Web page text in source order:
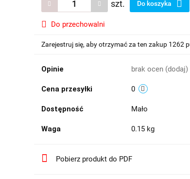
szt. Do koszyka
Do przechowalni
Zarejestruj się, aby otrzymać za ten zakup 1262
Opinie brak ocen (dodaj)
Cena przesyłki 0
Dostępność Mało
Waga 0.15 kg
Pobierz produkt do PDF